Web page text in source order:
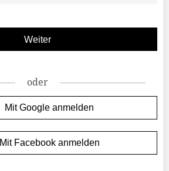
oder
Mit Google anmelden
Mit Facebook anmelden